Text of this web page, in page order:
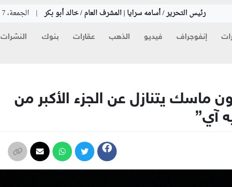
رئيس التحرير / أسامه سرايا | المشرف العام / خالد أبو بكر | الجمعة، 7 أغسطس 2026
إنفوجراف فيديو الذهب عقارات بنوك النشرات
ماسك يتنازل عن الجزء الأكبر من
آي”